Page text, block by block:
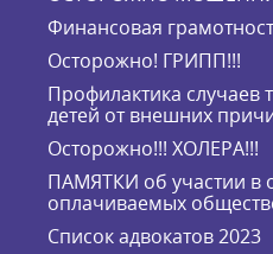
Финансовая
Осторожно! ГРИПП!!!
Профилактика случаев
детей от внешних
Осторожно!!! ХОЛЕРА!!!
ПАМЯТКИ об участии в
оплачиваемых
Список адвокатов 2023